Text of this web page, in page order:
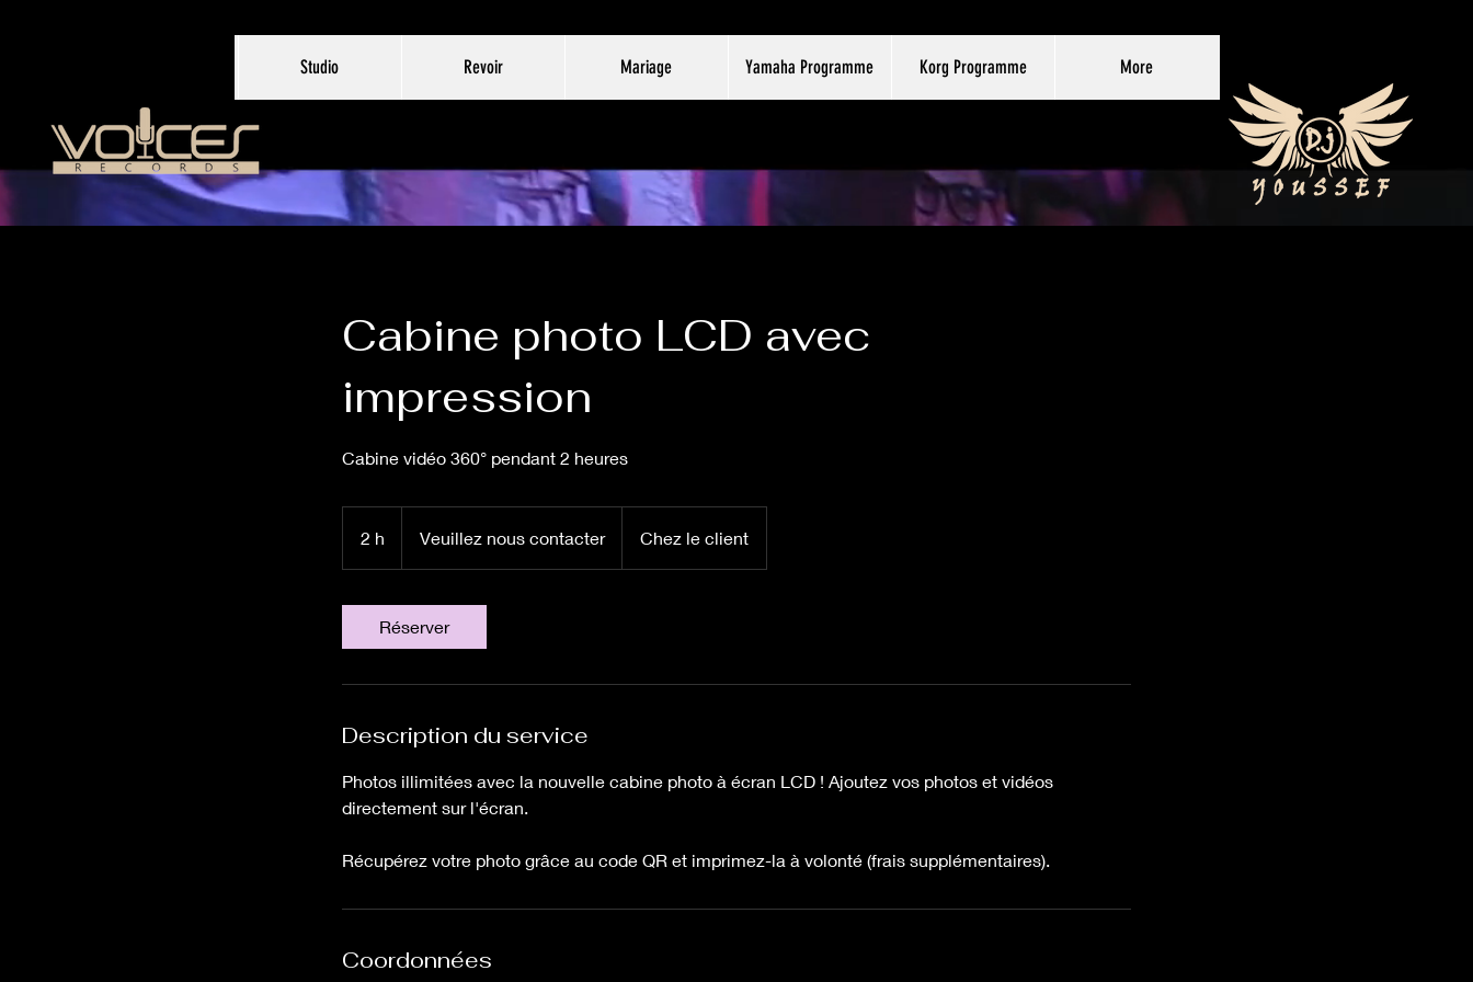
Studio Revoir Mariage Yamaha Programme Korg Programme More
Cabine photo LCD avec
impression
Cabine vidéo 360° pendant 2 heures
2 h
h
contacter
Veuillez nous contacter Chez le client
Réserver
Description du service
Photos illimitées avec la nouvelle cabine photo à écran LCD ! Ajoutez vos photos et vidéos
directement sur l'écran.
Récupérez votre photo grâce au code QR et imprimez-la à volonté (frais supplémentaires).
Coordonnées